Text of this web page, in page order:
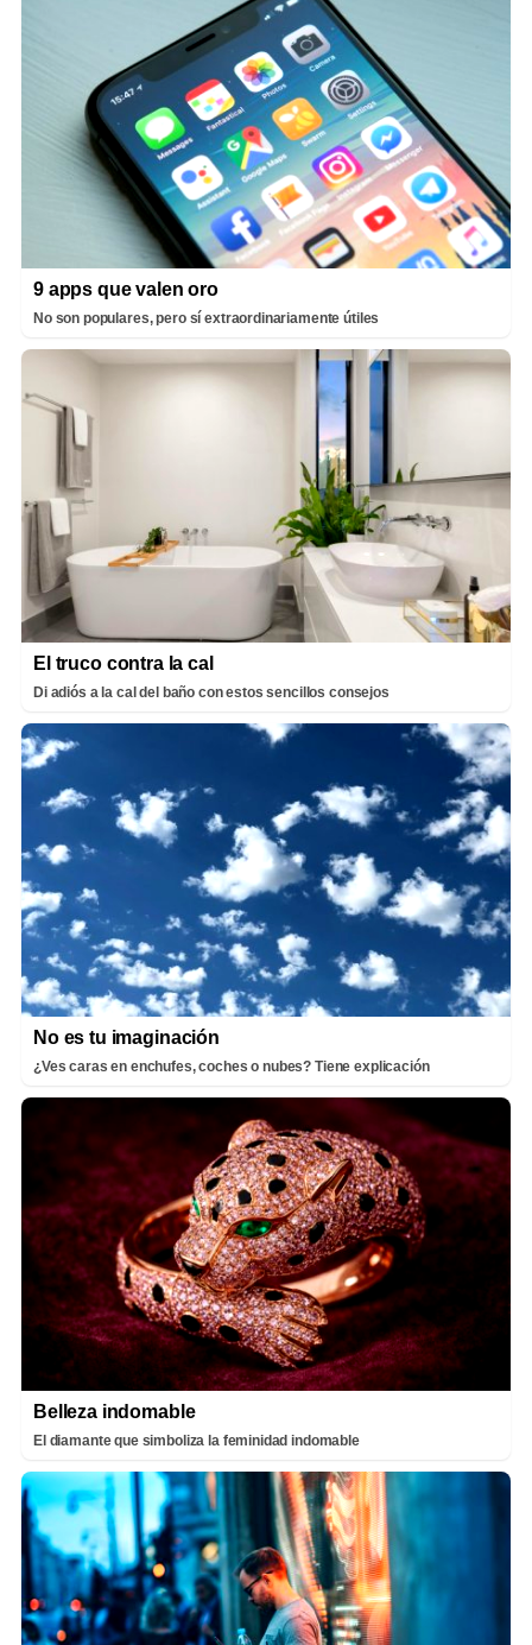
9 apps que valen oro
No son populares, pero sí extraordinariamente útiles
El truco contra la cal
Di adiós a la cal del baño con estos sencillos consejos
No es tu imaginación
¿Ves caras en enchufes, coches o nubes? Tiene explicación
Belleza indomable
El diamante que simboliza la feminidad indomable